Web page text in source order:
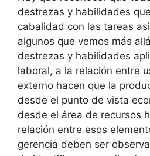
destrezas y habilidades
cabalidad con las tareas
algunos que vemos más
destrezas y habilidades
laboral, a la relación entre
externo hacen que la
desde el punto de vista
desde el área de recursos
relación entre esos
gerencia deben ser